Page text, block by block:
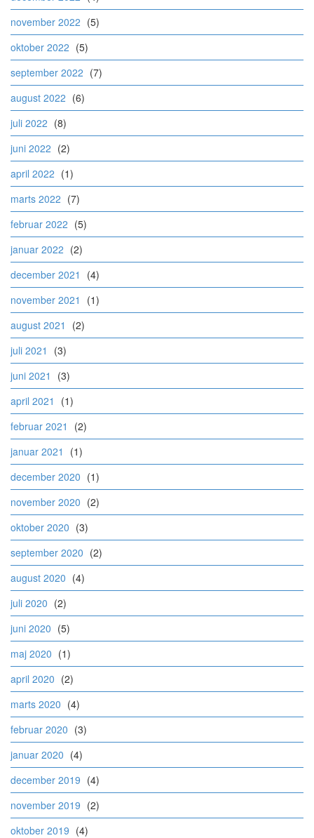
november 2022 (5)
oktober 2022 (5)
september 2022 (7)
august 2022 (6)
juli 2022 (8)
juni 2022 (2)
april 2022 (1)
marts 2022 (7)
februar 2022 (5)
januar 2022 (2)
december 2021
(4)
november 2021
(1)
august 2021
(2)
juli 2021
(3)
juni 2021
(3)
april 2021
(1)
februar 2021
(2)
januar 2021
(1)
december 2020 (1)
november 2020 (2)
oktober 2020 (3)
september 2020 (2)
august 2020 (4)
juli 2020 (2)
juni 2020 (5)
maj 2020 (1)
april 2020 (2)
marts 2020 (4)
februar 2020 (3)
januar 2020 (4)
december 2019 (4)
november 2019 (2)
oktober 2019 (4)